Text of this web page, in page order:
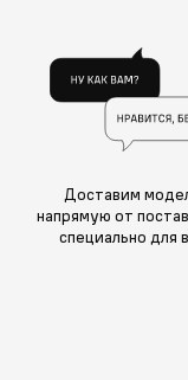
Доставим
напрямую от
специально для